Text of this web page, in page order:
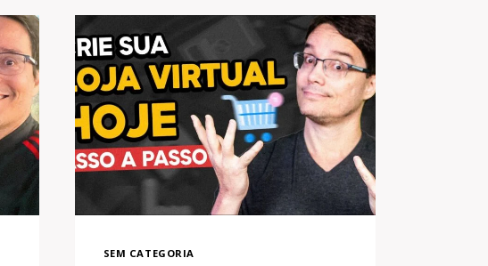
TODO
O
BRASIL
E
ATÉ
VOCÊ
SEM CATEGORIA